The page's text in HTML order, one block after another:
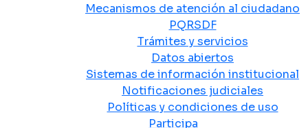
Mecanismos de atención al ciudadano
PQRSDF
Trámites y servicios
Datos abiertos
Sistemas de información institucional
Notificaciones judiciales
Políticas y condiciones de uso
Participa